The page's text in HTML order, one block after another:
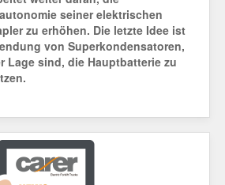
seiner elektrischen
zu erhöhen. Die letzte Idee ist
von Superkondensatoren,
Lage sind, die Hauptbatterie zu